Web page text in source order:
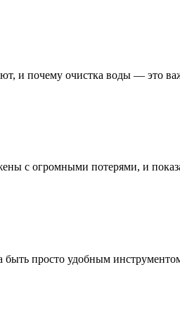
и почему очистка воды — это
с огромными потерями, и
просто удобным